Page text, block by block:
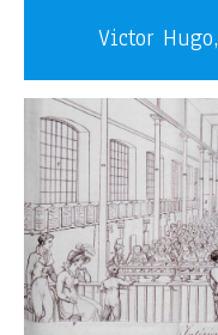
Victor Hugo,